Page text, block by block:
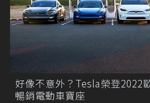
好像不意外？Tesla榮登2022
暢銷電動車寶座